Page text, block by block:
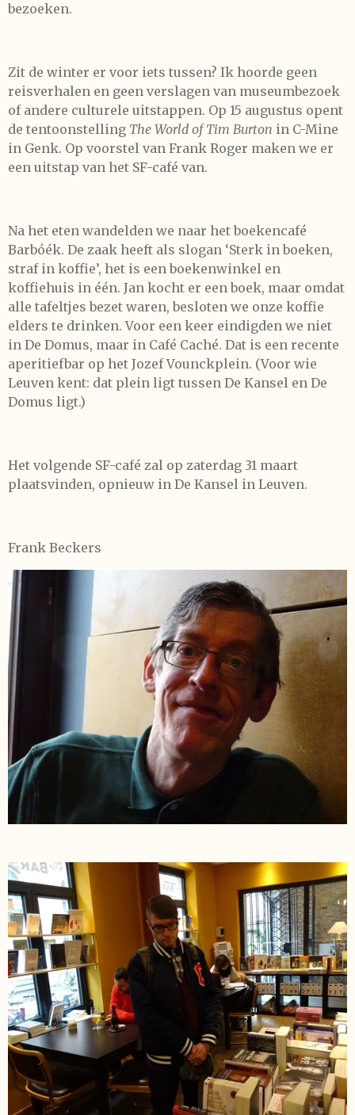
bezoeken.
Zit de winter er voor iets tussen? Ik hoorde geen
reisverhalen en geen verslagen van museumbezoek
of andere culturele uitstappen. Op 15 augustus opent
de tentoonstelling The World of Tim Burton in C-Mine
in Genk. Op voorstel van Frank Roger maken we er
een uitstap van het SF-café van.
Na het eten wandelden we naar het boekencafé
Barbóék. De zaak heeft als slogan ‘Sterk in boeken,
straf in koffie’, het is een boekenwinkel en
koffiehuis in één. Jan kocht er een boek, maar omdat
alle tafeltjes bezet waren, besloten we onze koffie
elders te drinken. Voor een keer eindigden we niet
in De Domus, maar in Café Caché. Dat is een recente
aperitiefbar op het Jozef Vounckplein. (Voor wie
Leuven kent: dat plein ligt tussen De Kansel en De
Domus ligt.)
Het volgende SF-café zal op zaterdag 31 maart
plaatsvinden, opnieuw in De Kansel in Leuven.
Frank Beckers